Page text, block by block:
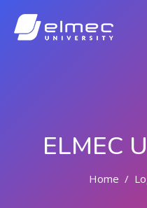
ELMEC
Home